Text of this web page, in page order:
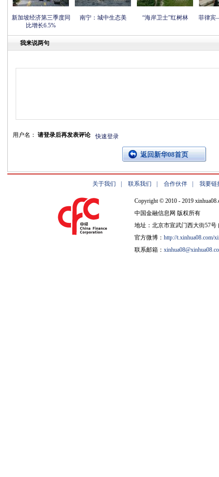
新加坡经济第三季度同
比增长6.5%
南宁：城中生态美 “海岸卫士”红树林 菲律宾
我来说两句
用户名： 请登录后再发表评论 快速登录
返回新华08首页
关于我们 联系我们 合作伙伴 我要链
Copyright © 2010 - 2019
中国金融信息网 版权所有
地址：北京市宣武门西大街57号
官方微博： http://t.xinhua08.com/
联系邮箱：